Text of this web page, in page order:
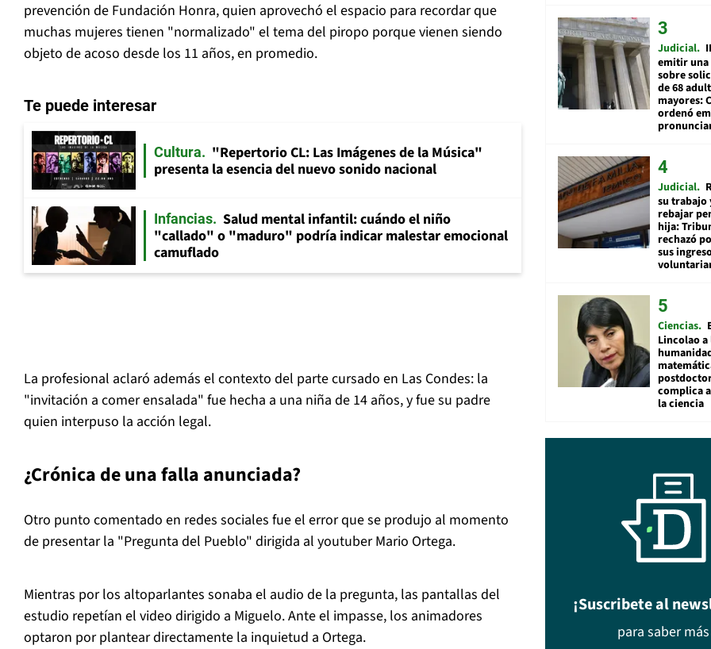
prevención de Fundación Honra, quien aprovechó el espacio para recordar que
muchas mujeres tienen "normalizado" el tema del piropo porque vienen siendo
objeto de acoso desde los 11 años, en promedio.
Te puede interesar
Cultura
"Repertorio CL: Las Imágenes de la Música"
presenta la esencia del nuevo sonido nacional
Infancias
Salud mental infantil: cuándo el niño
"callado" o "maduro" podría indicar malestar emocional
camuflado
La profesional aclaró además el contexto del parte cursado en Las Condes: la
"invitación a comer ensalada" fue hecha a una niña de 14 años, y fue su padre
quien interpuso la acción legal.
¿Crónica de una falla anunciada?
Otro punto comentado en redes sociales fue el error que se produjo al momento
de presentar la "Pregunta del Pueblo" dirigida al youtuber Mario Ortega.
Mientras por los altoparlantes sonaba el audio de la pregunta, las pantallas del
estudio repetían el video dirigido a Miguelo. Ante el impasse, los animadores
optaron por plantear directamente la inquietud a Ortega.
Judicial
emitir
sobre
de 68
mayores:
ordenó
Judicial
su trabajo
rebajar
hija:
rechazó
sus
Ciencias
Lincolao a
complica
la ciencia
¡Suscribete al
para saber más